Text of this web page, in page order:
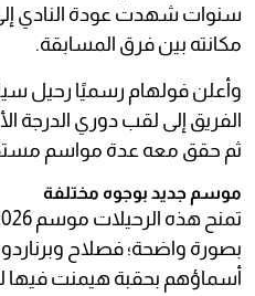
سنوات شهدت عودة النادي إلى
مكانته بين فرق المسابقة.
وأعلن فولهام رسميًا رحيل
الفريق إلى لقب دوري الدرجة
ثم حقق معه عدة مواسم
موسم جديد بوجوه مختلفة
بصورة واضحة؛ فصلاح
أسماؤهم بحقبة هيمنت فيها